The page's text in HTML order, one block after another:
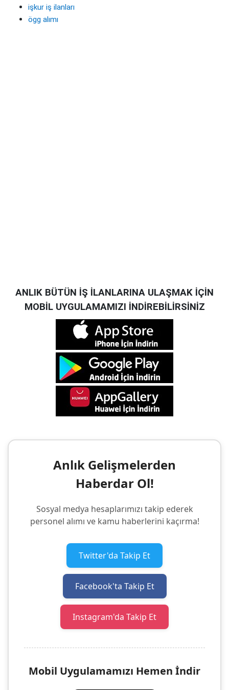
işkur iş ilanları
ögg alımı
ANLIK BÜTÜN İŞ İLANLARINA ULAŞMAK İÇİN
MOBİL UYGULAMAMIZI İNDİREBİLİRSİNİZ
Anlık Gelişmelerden
Haberdar Ol!
Sosyal medya hesaplarımızı takip ederek
personel alımı ve kamu haberlerini kaçırma!
Twitter'da Takip Et
Facebook'ta Takip Et
Instagram'da Takip Et
Mobil Uygulamamızı Hemen İndir